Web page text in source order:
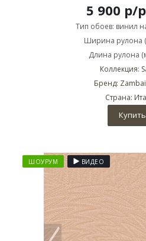
5 900 р/
Тип обоев: винил
Ширина рулона
Длина рулона
Коллекция:
Бренд:
Страна:
Купить
ШОУРУМ ВИДЕО